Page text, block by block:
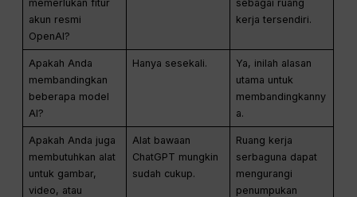
memerlukan fitur
akun resmi
OpenAI?
sebagai ruang
kerja tersendiri.
Apakah Anda
membandingkan
beberapa model
AI?
Hanya sesekali.
Ya, inilah alasan
utama untuk
membandingkanny
a.
Apakah Anda juga
membutuhkan alat
untuk gambar,
video, atau
Alat bawaan
ChatGPT mungkin
sudah cukup.
Ruang kerja
serbaguna dapat
mengurangi
penumpukan